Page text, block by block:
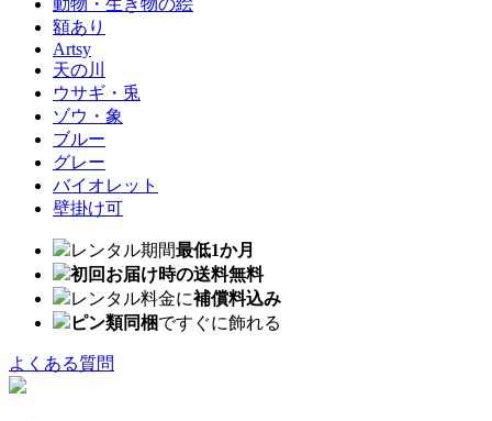
動物・生き物の絵
額あり
Artsy
天の川
ウサギ・兎
ゾウ・象
ブルー
グレー
バイオレット
壁掛け可
レンタル期間最低1か月
初回お届け時の送料無料
レンタル料金に補償料込み
ピン類同梱ですぐに飾れる
よくある質問